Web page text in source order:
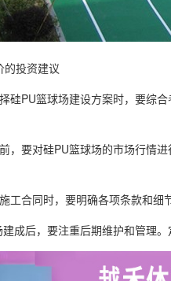
投资建议
PU篮球场建设方案时，要综合
要对硅PU篮球场的市场行情进
合同时，要明确各项条款和细
后，要注重后期维护和管理。